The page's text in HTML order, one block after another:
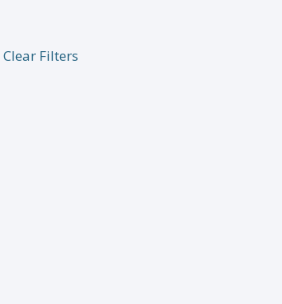
Clear Filters